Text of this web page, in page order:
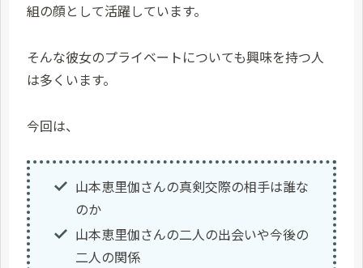
組の顔として活躍しています。
そんな彼女のプライベートについても興味を持つ人
は多くいます。
今回は、
山本恵里伽さんの真剣交際の相手は誰な
のか
山本恵里伽さんの二人の出会いや今後の
二人の関係